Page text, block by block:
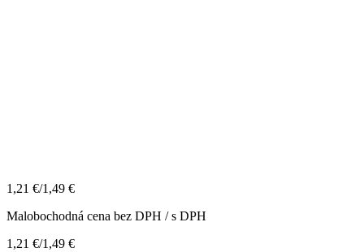
1,21 €/1,49 €
Malobochodná cena bez DPH / s DPH
1,21 €/1,49 €